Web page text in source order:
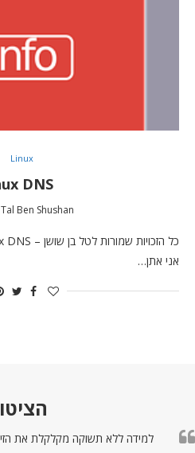
Linux
DNS
Tal Ben Shushan
אני אתן…
למידה ללא תשוקה מקלקלת את